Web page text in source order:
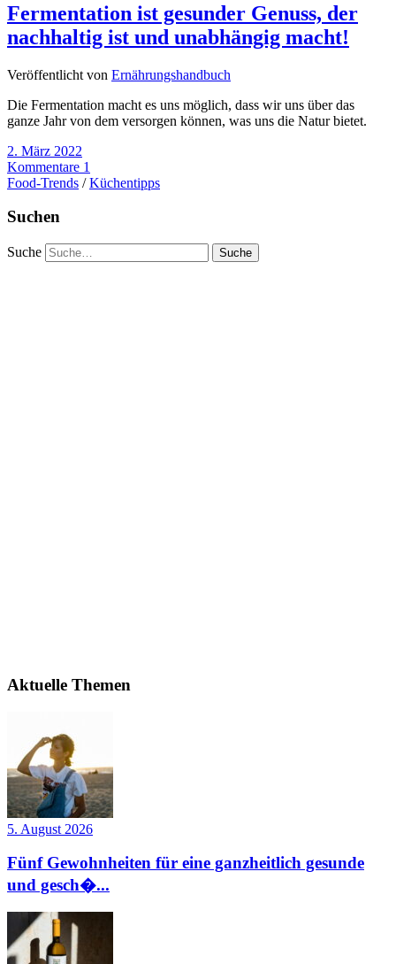
Fermentation ist gesunder Genuss, der
nachhaltig ist und unabhängig macht!
Veröffentlicht von Ernährungshandbuch
Die Fermentation macht es uns möglich, dass wir uns über das
ganze Jahr von dem versorgen können, was uns die Natur bietet.
2. März 2022
Kommentare 1
Food-Trends /Küchentipps
Suchen
Suche
Aktuelle Themen
5. August 2026
Fünf Gewohnheiten für eine ganzheitlich gesunde
und gesch�...